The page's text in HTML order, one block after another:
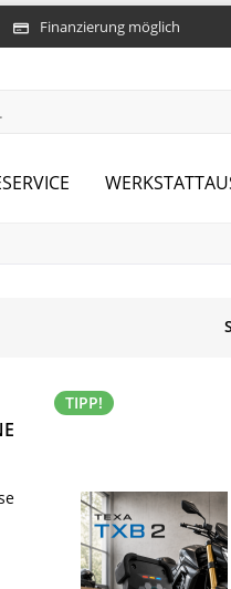
Finanzierung möglich
TIPP!